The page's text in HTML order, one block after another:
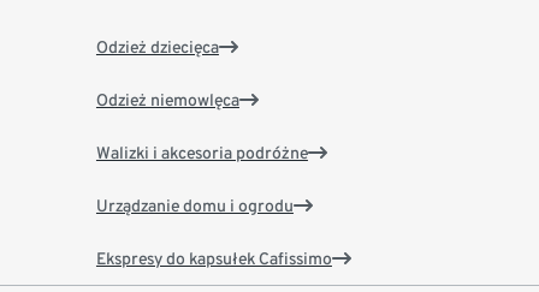
Odzież dziecięca
Odzież niemowlęca
Walizki i akcesoria podróżne
Urządzanie domu i ogrodu
Ekspresy do kapsułek Cafissimo